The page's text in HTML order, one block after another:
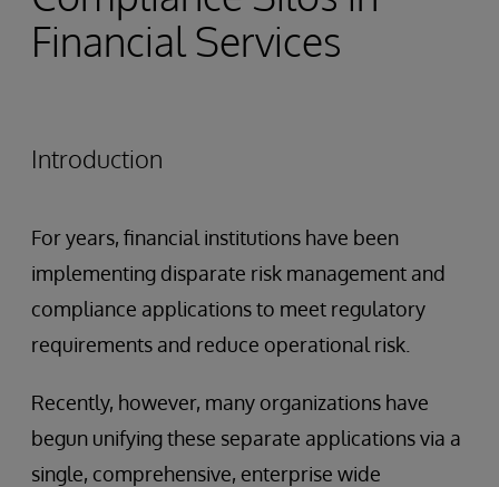
Financial Services
Introduction
For years, financial institutions have been
implementing disparate risk management and
compliance applications to meet regulatory
requirements and reduce operational risk.
Recently, however, many organizations have
begun unifying these separate applications via a
single, comprehensive, enterprise wide